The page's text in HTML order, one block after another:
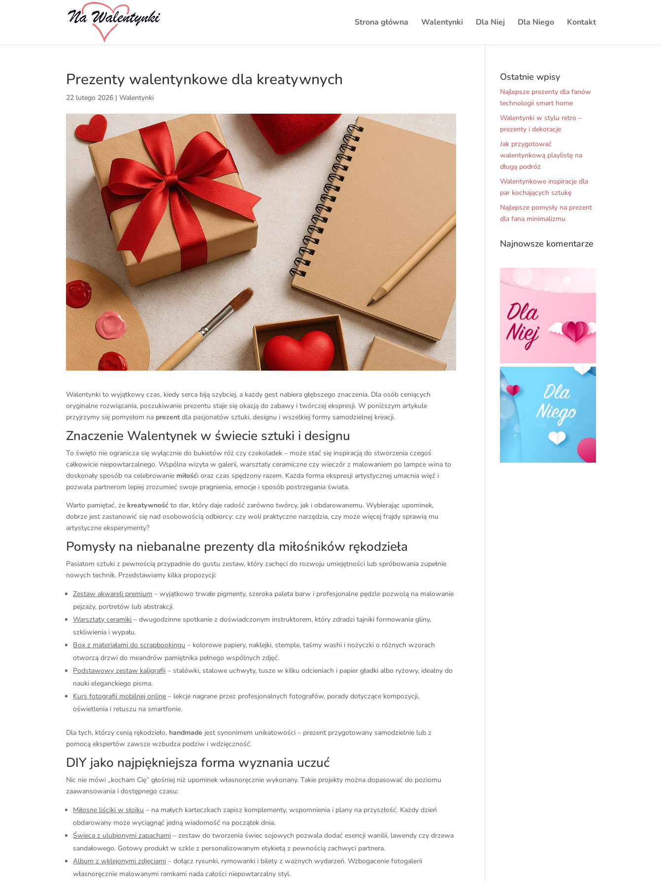
Strona główna Walentynki Dla Niej Dla Niego Kontakt
Prezenty walentynkowe dla kreatywnych
22 lutego 2026 |Walentynki
Walentynki to wyjątkowy czas, kiedy serca biją szybciej, a każdy gest nabiera głębszego znaczenia. Dla osób ceniących
oryginalne rozwiązania, poszukiwanie prezentu staje się okazją do zabawy i twórczej ekspresji. W poniższym artykule
przyjrzymy się pomysłom na prezentdla pasjonatów sztuki, designu i wszelkiej formy samodzielnej kreacji.
Znaczenie Walentynek w świecie sztuki i designu
To święto nie ogranicza się wyłącznie do bukietów róż czy czekoladek – może stać się inspiracją do stworzenia czegoś
całkowicie niepowtarzalnego. Wspólna wizyta w galerii, warsztaty ceramiczne czy wieczór z malowaniem po lampce wina to
doskonały sposób na celebrowanie miłośći oraz czas spędzony razem. Każda forma ekspresji artystycznej umacnia więź i
pozwala partnerom lepiej zrozumieć swoje pragnienia, emocje i sposób postrzegania świata.
Warto pamiętać, że kreatywność to dar, który daje radość zarówno twórcy, jak i obdarowanemu. Wybierając upominek,
dobrze jest zastanowić się nad osobowością odbiorcy: czy woli praktyczne narzędzia, czy może więcej frajdy sprawią mu
artystyczne eksperymenty?
Pomysły na niebanalne prezenty dla miłośników rękodzieła
Pasiatom sztuki z pewnością przypadnie do gustu zestaw, który zachęci do rozwoju umiejętności lub spróbowania zupełnie
nowych technik. Przedstawiamy kilka propozycji:
Zestaw akwareli premium – wyjątkowo trwałe pigmenty, szeroka paleta barw i profesjonalne pędzle pozwolą na malowanie
pejzaży, portretów lub abstrakcji.
Warsztaty ceramiki – dwugodzinne spotkanie z doświadczonym instruktorem, który zdradzi tajniki formowania gliny,
szkliwienia i wypału.
Box z materiałami do scrapbookingu – kolorowe papiery, naklejki, stemple, taśmy washi i nożyczki o różnych wzorach
otworzą drzwi do meandrów pamiętnika pełnego wspólnych zdjęć.
Podstawowy zestaw kaligrafii – stalówki, stalowe uchwyty, tusze w kilku odcieniach i papier gładki albo ryżowy, idealny do
nauki eleganckiego pisma.
Kurs fotografii mobilnej online – lekcje nagrane przez profesjonalnych fotografów, porady dotyczące kompozycji,
oświetlenia i retuszu na smartfonie.
Dla tych, którzy cenią rękodzieło, handmade jest synonimem unikatowości – prezent przygotowany samodzielnie lub z
pomocą ekspertów zawsze wzbudza podziw i wdzięczność.
DIY jako najpiękniejsza forma wyznania uczuć
Nic nie mówi „kocham Cię” głośniej niż upominek własnoręcznie wykonany. Takie projekty można dopasować do poziomu
zaawansowania i dostępnego czasu:
Miłosne liściki w słoiku – na małych karteczkach zapisz komplementy, wspomnienia i plany na przyszłość. Każdy dzień
obdarowany może wyciągnąć jedną wiadomość na początek dnia.
Świeca z ulubionymi zapachami – zestaw do tworzenia świec sojowych pozwala dodać esencji wanilii, lawendy czy drzewa
sandałowego. Gotowy produkt w szkle z personalizowanym etykietą z pewnością zachwyci partnera.
Album z wklejonymi zdjęciami – dołącz rysunki, rymowanki i bilety z ważnych wydarzeń. Wzbogacenie fotogalerii
własnoręcznie malowanymi ramkami nada całości niepowtarzalny styl.
Ostatnie wpisy
Najlepsze prezenty dla fanów
technologii smart home
Walentynki w stylu retro –
prezenty i dekoracje
Jak przygotować
walentynkową playlistę na
długą podróż
Walentynkowe inspiracje dla
par kochających sztukę
Najlepsze pomysły na prezent
dla fana minimalizmu
Najnowsze komentarze